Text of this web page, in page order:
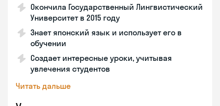
Окончила Государственный Лингвистический
Университет в 2015 году
Знает японский язык и использует его в
обучении
Создает интересные уроки, учитывая
увлечения студентов
Читать дальше